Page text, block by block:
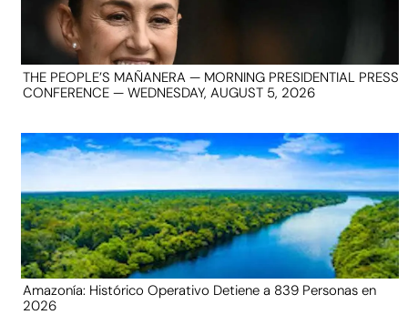
THE PEOPLE’S MAÑANERA — MORNING PRESIDENTIAL PRESS
CONFERENCE — WEDNESDAY, AUGUST 5, 2026
Amazonía: Histórico Operativo Detiene a 839 Personas en
2026